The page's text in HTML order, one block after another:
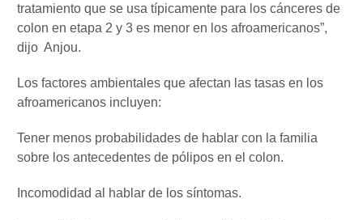
tratamiento que se usa típicamente para los cánceres de
colon en etapa 2 y 3 es menor en los afroamericanos”,
dijo Anjou.
Los factores ambientales que afectan las tasas en los
afroamericanos incluyen:
Tener menos probabilidades de hablar con la familia
sobre los antecedentes de pólipos en el colon.
Incomodidad al hablar de los síntomas.